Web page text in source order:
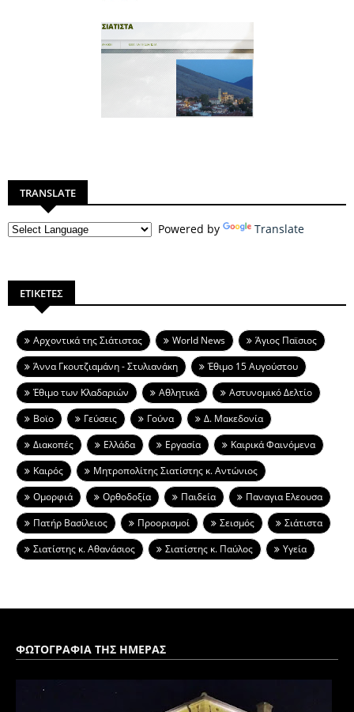
TRANSLATE
Powered by Translate
ΕΤΙΚΕΤΕΣ
Aρχοντικά της Σιάτιστας World News
Άγιος Παϊσιος
Άννα Γκουτζιαμάνη - Στυλιανάκη
Έθιμο 15 Αυγούστου
Έθιμο των Κλαδαριών
Αθλητικά
Αστυνομικό Δελτίο
Βοϊο
Γεύσεις Γούνα
Δ. Μακεδονία
Διακοπές
Ελλάδα Εργασία
Καιρικά Φαινόμενα
Καιρός
Μητροπολίτης Σιατίστης κ. Αντώνιος
Ομορφιά
Ορθοδοξία Παιδεία
Παναγια Ελεουσα
Πατήρ Βασίλειος
Προορισμοί Σεισμός
Σιάτιστα
Σιατίστης κ. Αθανάσιος
Σιατίστης κ. Παύλος Υγεία
ΦΩΤΟΓΡΑΦΙΑ ΤΗΣ ΗΜΕΡΑΣ